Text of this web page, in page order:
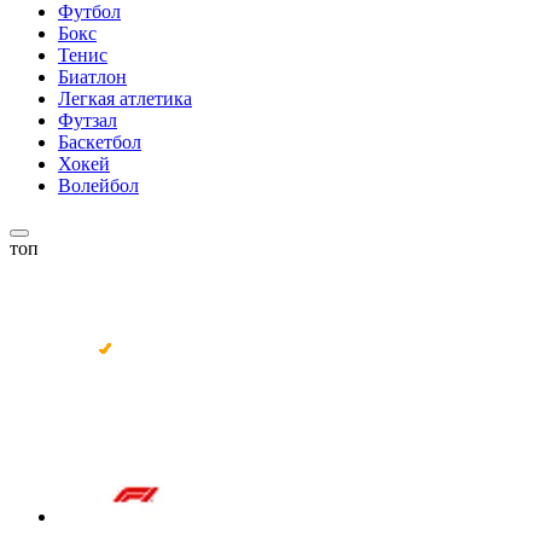
Футбол
Бокс
Тенис
Биатлон
Легкая атлетика
Футзал
Баскетбол
Хокей
Волейбол
топ